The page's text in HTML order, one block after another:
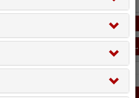
LEZÁRULT SZAVAZÁSOK →